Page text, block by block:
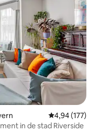
Gemiddelde
4,94 (177)
in de stad Riverside